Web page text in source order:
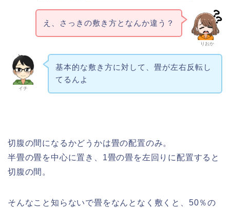
りおか
え、さっきの敷き方となんか違う？
イチ
基本的な敷き方に対して、畳が左右反転し
てるんよ
切腹の間になるかどうかは畳の配置のみ。
半畳の畳を中心に置き、1畳の畳を左回りに配置すると
切腹の間。
そんなこと知らないで畳をなんとなく敷くと、50％の